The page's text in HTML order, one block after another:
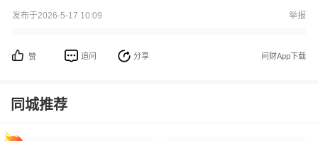
发布于2026-5-17 10:09 举报
赞 追问 分享 问财App下载
同城推荐